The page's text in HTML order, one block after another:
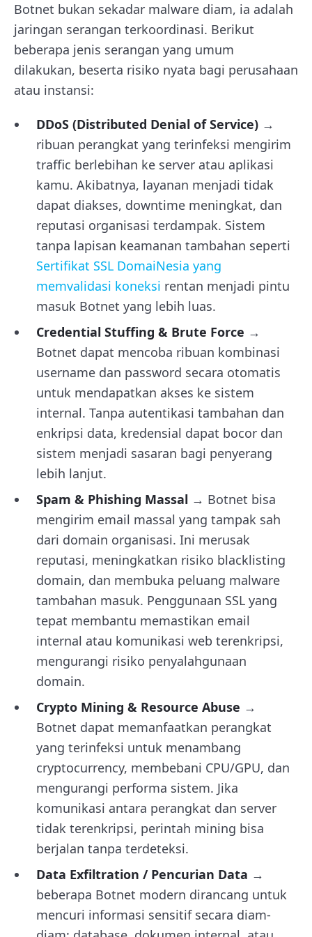
Botnet bukan sekadar malware diam, ia adalah
jaringan serangan terkoordinasi. Berikut
beberapa jenis serangan yang umum
dilakukan, beserta risiko nyata bagi perusahaan
atau instansi:
DDoS (Distributed Denial of Service) →
ribuan perangkat yang terinfeksi mengirim
traffic berlebihan ke server atau aplikasi
kamu. Akibatnya, layanan menjadi tidak
dapat diakses, downtime meningkat, dan
reputasi organisasi terdampak. Sistem
tanpa lapisan keamanan tambahan seperti
Sertifikat SSL DomaiNesia yang
memvalidasi koneksi rentan menjadi pintu
masuk Botnet yang lebih luas.
Credential Stuffing & Brute Force →
Botnet dapat mencoba ribuan kombinasi
username dan password secara otomatis
untuk mendapatkan akses ke sistem
internal. Tanpa autentikasi tambahan dan
enkripsi data, kredensial dapat bocor dan
sistem menjadi sasaran bagi penyerang
lebih lanjut.
Spam & Phishing Massal → Botnet bisa
mengirim email massal yang tampak sah
dari domain organisasi. Ini merusak
reputasi, meningkatkan risiko blacklisting
domain, dan membuka peluang malware
tambahan masuk. Penggunaan SSL yang
tepat membantu memastikan email
internal atau komunikasi web terenkripsi,
mengurangi risiko penyalahgunaan
domain.
Crypto Mining & Resource Abuse →
Botnet dapat memanfaatkan perangkat
yang terinfeksi untuk menambang
cryptocurrency, membebani CPU/GPU, dan
mengurangi performa sistem. Jika
komunikasi antara perangkat dan server
tidak terenkripsi, perintah mining bisa
berjalan tanpa terdeteksi.
Data Exfiltration / Pencurian Data →
beberapa Botnet modern dirancang untuk
mencuri informasi sensitif secara diam-